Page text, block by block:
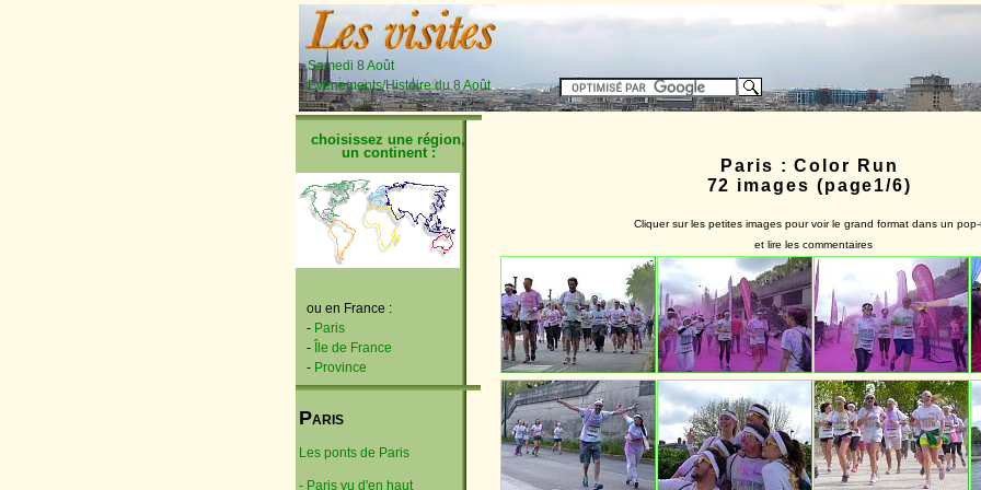
Samedi 8 Août
Événements/Histoire du 8 Août
choisissez une région,
un continent :
ou en France :
- Paris
-
Île de France
- Province
PARIS
Les ponts de Paris
- Paris vu d'en haut
Paris : Color Run
72 images (page1/6)
Cliquer sur les petites images pour voir le grand format dans un
et lire les commentaires